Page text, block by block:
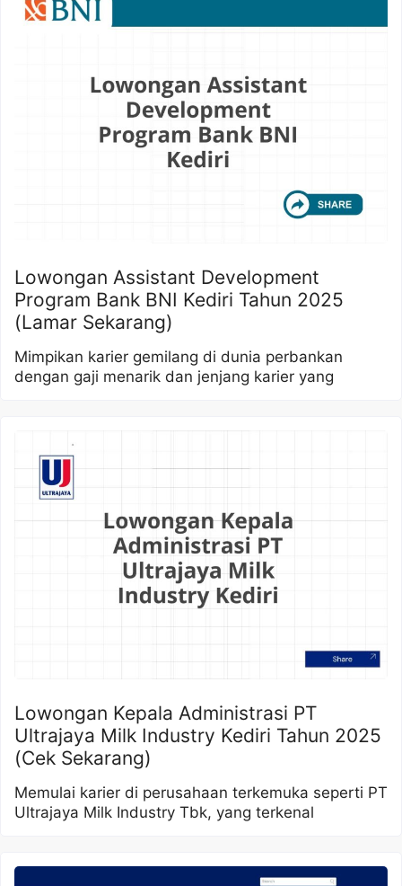
Lowongan Assistant Development
Program Bank BNI Kediri Tahun 2025
(Lamar Sekarang)
Mimpikan karier gemilang di dunia perbankan
dengan gaji menarik dan jenjang karier yang
Lowongan Kepala Administrasi PT
Ultrajaya Milk Industry Kediri Tahun 2025
(Cek Sekarang)
Memulai karier di perusahaan terkemuka seperti PT
Ultrajaya Milk Industry Tbk, yang terkenal